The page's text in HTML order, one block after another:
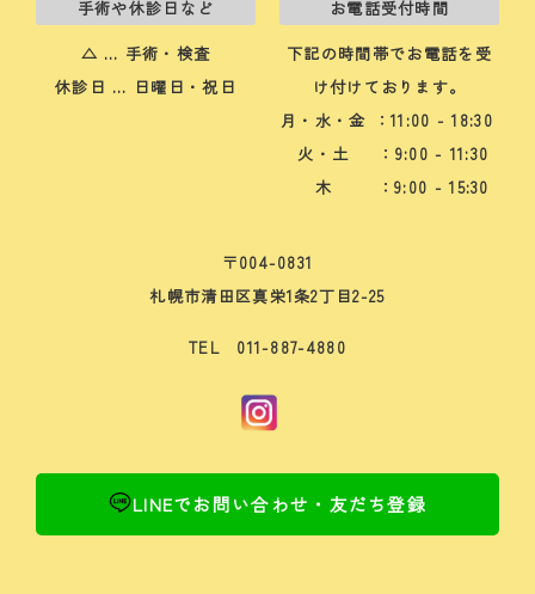
手術や休診日など
△ … 手術・検査
休診日 … 日曜日・祝日
お電話受付時間
下記の時間帯でお電話を受
け付けております。
月・水・金
：11:00 - 18:30
火・土
：9:00 - 11:30
木
：9:00 - 15:30
〒004-0831
札幌市清田区真栄1条2丁目2-25
TEL 011-887-4880
LINEでお問い合わせ・友だち登録